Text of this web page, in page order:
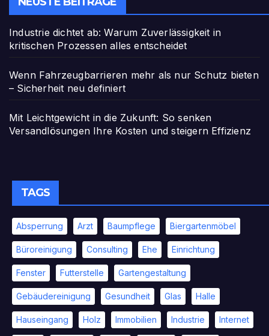
Industrie dichtet ab: Warum Zuverlässigkeit in
kritischen Prozessen alles entscheidet
Wenn Fahrzeugbarrieren mehr als nur Schutz bieten
– Sicherheit neu definiert
Mit Leichtgewicht in die Zukunft: So senken
Versandlösungen Ihre Kosten und steigern Effizienz
TAGS
Absperrung Arzt Baumpflege Biergartenmöbel
Büroreinigung Consulting Ehe Einrichtung
Fenster Futterstelle Gartengestaltung
Gebäudereinigung Gesundheit Glas Halle
Hauseingang Holz Immobilien Industrie Internet